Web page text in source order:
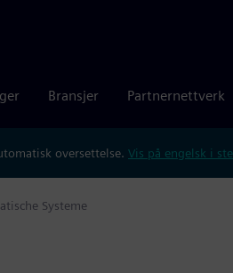
Bransjer Partnernettverk
oversettelse. Vis på engelsk i
Systeme